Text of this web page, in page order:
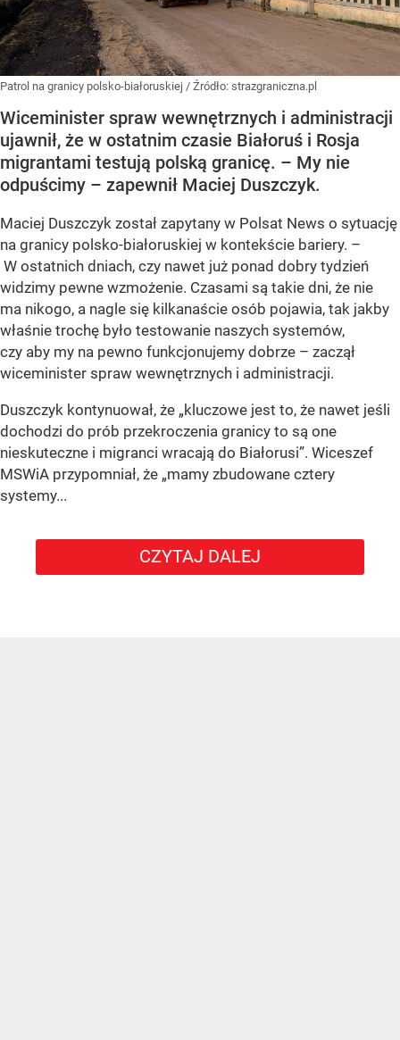
Patrol na granicy polsko-białoruskiej / Źródło: strazgraniczna.pl
Wiceminister spraw wewnętrznych i administracji
ujawnił, że w ostatnim czasie Białoruś i Rosja
migrantami testują polską granicę. – My nie
odpuścimy – zapewnił Maciej Duszczyk.
Maciej Duszczyk został zapytany w Polsat News o sytuację
na granicy polsko-białoruskiej w kontekście bariery. –
W ostatnich dniach, czy nawet już ponad dobry tydzień
widzimy pewne wzmożenie. Czasami są takie dni, że nie
ma nikogo, a nagle się kilkanaście osób pojawia, tak jakby
właśnie trochę było testowanie naszych systemów,
czy aby my na pewno funkcjonujemy dobrze – zaczął
wiceminister spraw wewnętrznych i administracji.
Duszczyk kontynuował, że „kluczowe jest to, że nawet jeśli
dochodzi do prób przekroczenia granicy to są one
nieskuteczne i migranci wracają do Białorusi”. Wiceszef
MSWiA przypomniał, że „mamy zbudowane cztery
systemy...
CZYTAJ DALEJ